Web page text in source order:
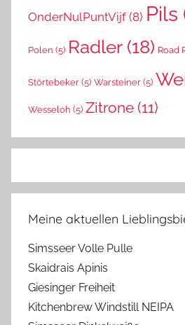
OnderNulPuntVijf (8) Pils
Polen (5) Radler(18) Road
Störtebeker (5) Warsteiner (5)
Wesseloh (5) Zitrone (11)
Meine aktuellen
Simsseer Volle Pulle
Skaidrais Apinis
Giesinger Freiheit
Kitchenbrew Windstill NEIPA